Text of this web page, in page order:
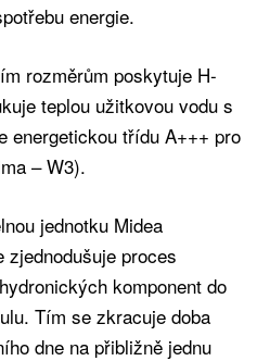
energie.
rozměrům poskytuje H-
teplou užitkovou vodu s
energetickou třídu A+++ pro
– W3).
jednotku Midea
proces
komponent do
Tím se zkracuje doba
dne na přibližně jednu